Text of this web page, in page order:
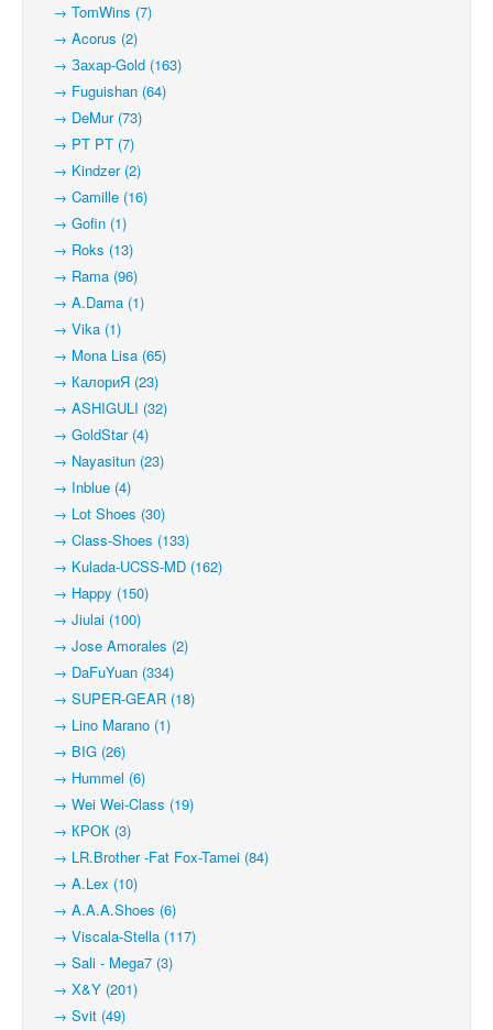
→ TomWins (7)
→ Acorus (2)
→ Захар-Gold (163)
→ Fuguishan (64)
→ DeMur (73)
→ PT PT (7)
→ Kindzer (2)
→ Camille (16)
→ Gofin (1)
→ Roks (13)
→ Rama (96)
→ A.Dama (1)
→ Vika (1)
→ Mona Lisa (65)
→ КалориЯ (23)
→ ASHIGULI (32)
→ GoldStar (4)
→ Nayasitun (23)
→ Inblue (4)
→ Lot Shoes (30)
→ Class-Shoes (133)
→ Kulada-UCSS-MD (162)
→ Happy (150)
→ Jiulai (100)
→ Jose Amorales (2)
→ DaFuYuan (334)
→ SUPER-GEAR (18)
→ Lino Marano (1)
→ BIG (26)
→ Hummel (6)
→ Wei Wei-Class (19)
→ КРОК (3)
→ LR.Brother -Fat Fox-Tamei (84)
→ A.Lex (10)
→ A.A.A.Shoes (6)
→ Viscala-Stella (117)
→ Sali - Mega7 (3)
→ X&Y (201)
→ Svit (49)